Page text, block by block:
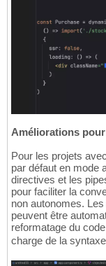
Améliorations
Pour les projets
par défaut en mode
directives et les
pour faciliter la
non autonomes.
peuvent être
reformatage du
charge de la syntaxe